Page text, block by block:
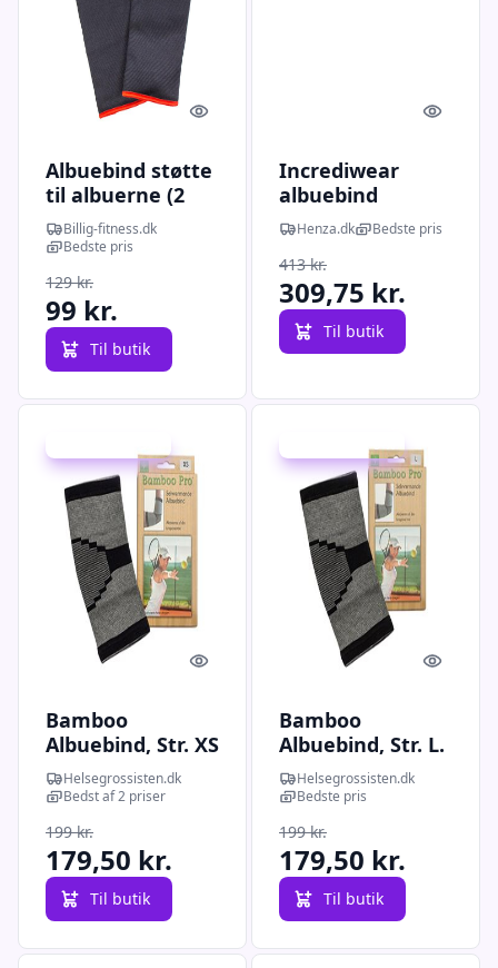
Quick look
Albuebind støtte
til albuerne (2
stk) L/XL
Billig-fitness.dk
Bedste pris
129 kr.
99 kr.
Til butik
Quick
Incrediwear
albuebind
Henza.dk Bedste pris
413 kr.
309,75 kr.
Til butik
Quick look
Bamboo
Albuebind, Str. XS
Helsegrossisten.dk
Bedst af 2 priser
199 kr.
179,50 kr.
Til butik
Udsalg - spar 9 %
Quick
Bamboo
Albuebind, Str. L.
Helsegrossisten.dk
Bedste pris
199 kr.
179,50 kr.
Til butik